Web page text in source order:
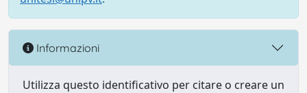
Informazioni
Utilizza questo identificativo per citare o creare un